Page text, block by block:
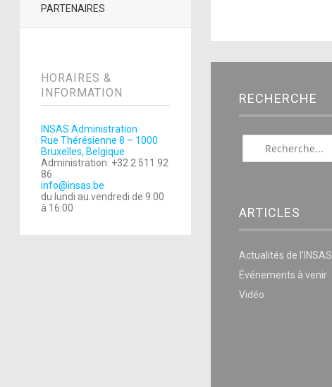
PARTENAIRES
HORAIRES &
INFORMATION
INSAS Administration
Rue Thérésienne 8 – 1000
Bruxelles, Belgique
Administration: +32 2 511 92
86
info@insas.be
du lundi au vendredi de 9:00
à 16:00
RECHERCHE
ARTICLES
Actualités de l’INSAS
Événements à venir
Vidéo